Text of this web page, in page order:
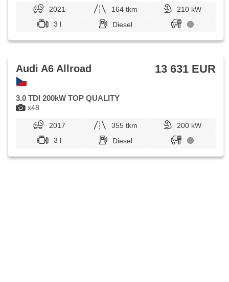
2021 164 tkm
210 kW
3 l
Diesel
x48
Audi A6 Allroad 13 631 EUR
3.0 TDI 200kW TOP QUALITY
2017 355 tkm
200 kW
3 l
Diesel